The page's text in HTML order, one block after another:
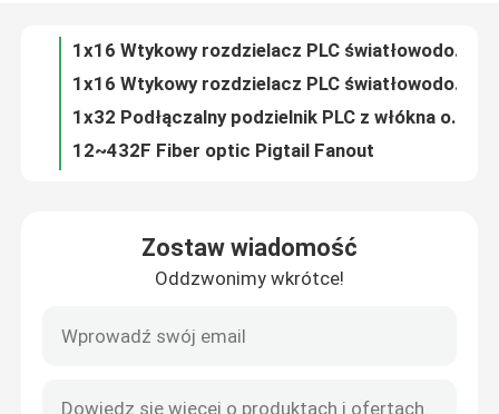
Wycieczka po fabryce
Kontrola jakości
Wszystkie przypadki
Poprosić o wycenę
1x32 Podłączalny podzielnik PLC z włókna optycznego typu SC
12~432F Fiber optic Pigtail Fanout
1x4 Kaseta ABS typu SC UPC Włóknooptyczne PLC Splitter
Zostaw wiadomość
Oddzwonimy wkrótce!